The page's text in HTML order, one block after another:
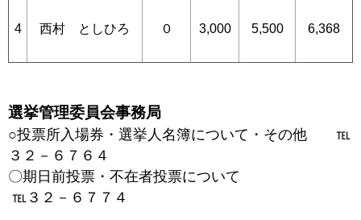
4 西村 としひろ ０ 3,000 5,500 6,368
選挙管理委員会事務局
○投票所入場券・選挙人名簿について・その他 ℡
３２－６７６４
〇期日前投票・不在者投票について
℡３２－６７７４